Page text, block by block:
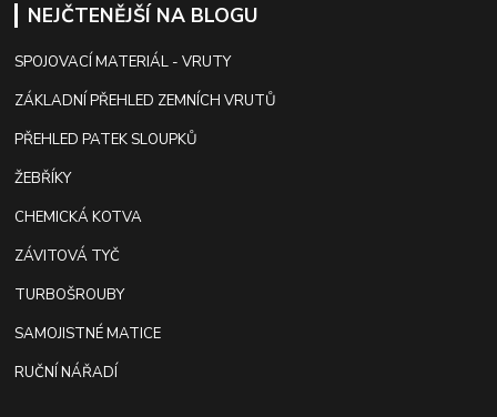
NEJČTENĚJŠÍ NA BLOGU
SPOJOVACÍ MATERIÁL - VRUTY
ZÁKLADNÍ PŘEHLED ZEMNÍCH VRUTŮ
PŘEHLED PATEK SLOUPKŮ
ŽEBŘÍKY
CHEMICKÁ KOTVA
ZÁVITOVÁ TYČ
TURBOŠROUBY
SAMOJISTNÉ MATICE
RUČNÍ NÁŘADÍ